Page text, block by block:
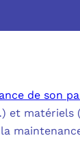
de son
etMICROSOFT
BUREAU
À PROPOS